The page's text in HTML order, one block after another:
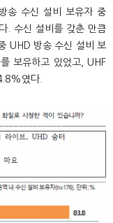
송 수신 설비 보유자 중
. 수신 설비를 갖춘 만큼
UHD 방송 수신 설비 보
보유하고 있었고, UHF
였다.